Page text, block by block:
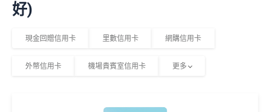
好)
現金回贈信用卡 里數信用卡 網購信用卡
外幣信用卡 機場貴賓室信用卡 更多